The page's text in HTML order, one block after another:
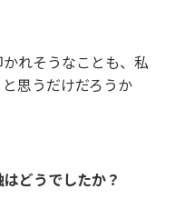
れそうなことも、私
思うだけだろうか
どうでしたか？